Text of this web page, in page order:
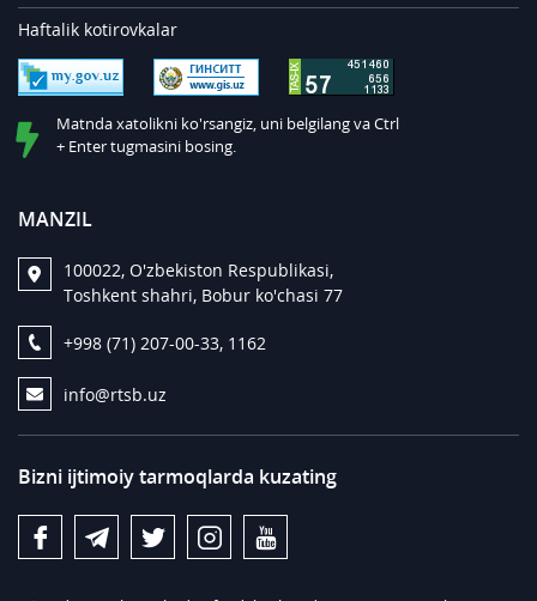
Haftalik kotirovkalar
Matnda xatolikni ko'rsangiz, uni belgilang va Ctrl
+ Enter tugmasini bosing.
MANZIL
100022, O'zbekiston Respublikasi,
Toshkent shahri, Bobur ko'chasi 77
+998 (71) 207-00-33, 1162
info@rtsb.uz
Bizni ijtimoiy tarmoqlarda kuzating